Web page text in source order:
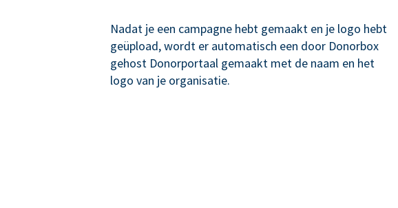
Nadat je een campagne hebt gemaakt en je logo hebt
geüpload, wordt er automatisch een door Donorbox
gehost Donorportaal gemaakt met de naam en het
logo van je organisatie.